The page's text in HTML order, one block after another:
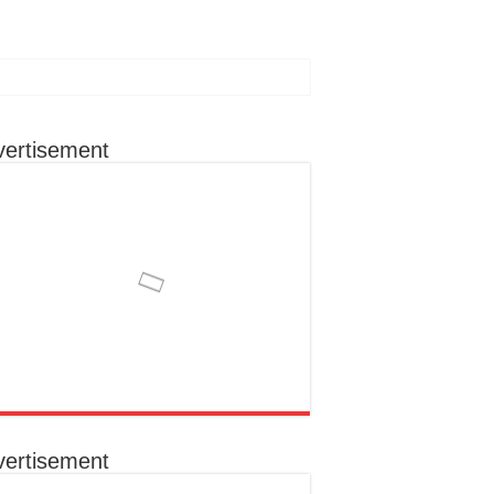
से क्षेत्र के विकास को मिल सकती है नई दिशा
कराना उनकी प्राथमिकता
संकल्प